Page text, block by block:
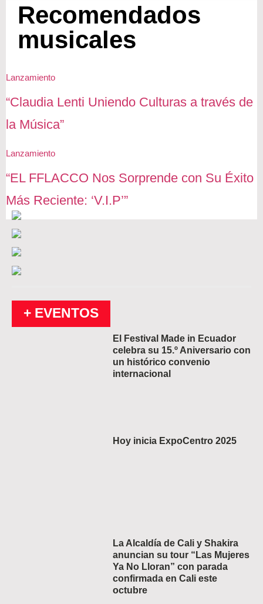
Recomendados
musicales
Lanzamiento
“Claudia Lenti Uniendo Culturas a través de
la Música”
Lanzamiento
“EL FFLACCO Nos Sorprende con Su Éxito
Más Reciente: ‘V.I.P’”
+ EVENTOS
El Festival Made in Ecuador
celebra su 15.º Aniversario con
un histórico convenio
internacional
Hoy inicia ExpoCentro 2025
La Alcaldía de Cali y Shakira
anuncian su tour “Las Mujeres
Ya No Lloran” con parada
confirmada en Cali este
octubre